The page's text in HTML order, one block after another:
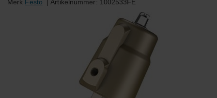
Merk Festo | Artikelnummer: 1002533FE